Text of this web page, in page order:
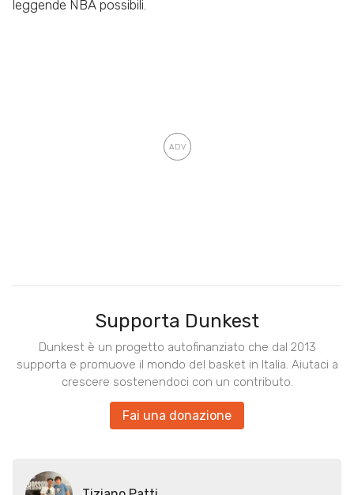
leggende NBA possibili.
Supporta Dunkest
Dunkest è un progetto autofinanziato che dal 2013
supporta e promuove il mondo del basket in Italia. Aiutaci a
crescere sostenendoci con un contributo.
Fai una donazione